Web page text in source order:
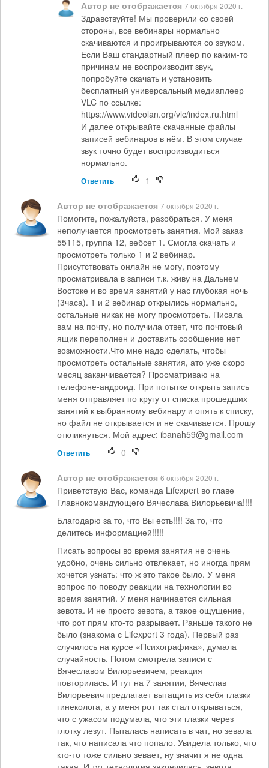
Автор не отображается 7 октября 2020 г.
Здравствуйте! Мы проверили со своей
стороны, все вебинары нормально
скачиваются и проигрываются со звуком.
Если Ваш стандартный плеер по каким-то
причинам не воспроизводит звук,
попробуйте скачать и установить
бесплатный универсальный медиаплеер
VLC по ссылке:
https://www.videolan.org/vlc/index.ru.html
И далее открывайте скачанные файлы
записей вебинаров в нём. В этом случае
звук точно будет воспроизводиться
нормально.
Ответить 1
Автор не отображается 7 октября 2020 г.
Помогите, пожалуйста, разобраться. У меня
неполучается просмотреть занятия. Мой заказ
55115, группа 12, вебсет 1. Смогла скачать и
просмотреть только 1 и 2 вебинар.
Присутствовать онлайн не могу, поэтому
просматривала в записи т.к. живу на Дальнем
Востоке и во время занятий у нас глубокая ночь
(3часа). 1 и 2 вебинар открылись нормально,
остальные никак не могу просмотреть. Писала
вам на почту, но получила ответ, что почтовый
ящик переполнен и доставить сообщение нет
возможности.Что мне надо сделать, чтобы
просмотреть остальные занятия, ато уже скоро
месяц заканчивается? Просматриваю на
телефоне-андроид. При потытке открыть запись
меня отправляет по кругу от списка прошедших
занятий к выбранному вебинару и опять к списку,
но файл не открывается и не скачивается. Прошу
откликнуться. Мой адрес: ibanah59@gmail.com
Ответить 0
Автор не отображается 6 октября 2020 г.
Приветствую Вас, команда Lifexpert во главе
Главнокомандующего Вячеслава Вилорьевича!!!!
Благодарю за то, что Вы есть!!!! За то, что
делитесь информацией!!!!!
Писать вопросы во время занятия не очень
удобно, очень сильно отвлекает, но иногда прям
хочется узнать: что ж это такое было. У меня
вопрос по поводу реакции на технологии во
время занятий. У меня начинается сильная
зевота. И не просто зевота, а такое ощущение,
что рот прям кто-то разрывает. Раньше такого не
было (знакома с Lifexpert 3 года). Первый раз
случилось на курсе «Психографика», думала
случайность. Потом смотрела записи с
Вячеславом Вилорьевичем, реакция
повторилась. И тут на 7 занятии, Вячеслав
Вилорьевич предлагает вытащить из себя глазки
гинеколога, а у меня рот так стал открываться,
что с ужасом подумала, что эти глазки через
глотку лезут. Пыталась написать в чат, но зевала
так, что написала что попало. Увидела только, что
кто-то тоже сильно зевает, ну значит я не одна